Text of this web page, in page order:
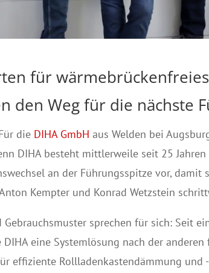
für
den Weg für die nächste
die DIHA GmbH aus Welden bei
DIHA besteht mittlerweile seit 25
an der Führungsspitze vor,
Kempter und Konrad Wetzstein
Gebrauchsmuster sprechen für sich: Seit
DIHA eine Systemlösung nach der
effiziente Rollladenkastendämmung und